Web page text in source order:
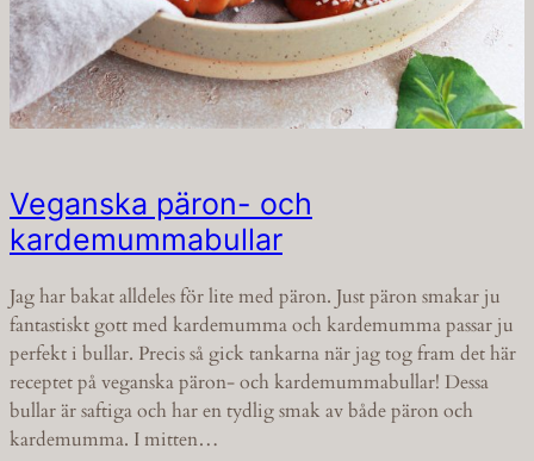
Veganska päron- och
kardemummabullar
Jag har bakat alldeles för lite med päron. Just päron smakar ju
fantastiskt gott med kardemumma och kardemumma passar ju
perfekt i bullar. Precis så gick tankarna när jag tog fram det här
receptet på veganska päron- och kardemummabullar! Dessa
bullar är saftiga och har en tydlig smak av både päron och
kardemumma. I mitten…